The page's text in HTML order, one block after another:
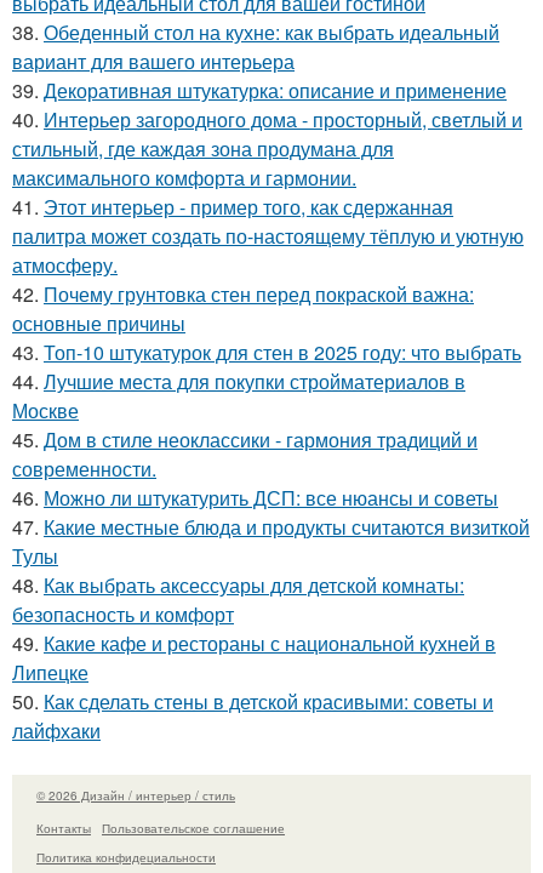
38. Обеденный стол на кухне: как выбрать идеальный
вариант для вашего интерьера
39. Декоративная штукатурка: описание и применение
40. Интерьер загородного дома - просторный, светлый и
стильный, где каждая зона продумана для
максимального комфорта и гармонии.
41. Этот интерьер - пример того, как сдержанная
палитра может создать по-настоящему тёплую и уютную
атмосферу.
42. Почему грунтовка стен перед покраской важна:
основные причины
43. Топ-10 штукатурок для стен в 2025 году: что выбрать
44. Лучшие места для покупки стройматериалов в
Москве
45. Дом в стиле неоклассики - гармония традиций и
современности.
46. Можно ли штукатурить ДСП: все нюансы и советы
47. Какие местные блюда и продукты считаются визиткой
Тулы
48. Как выбрать аксессуары для детской комнаты:
безопасность и комфорт
49. Какие кафе и рестораны с национальной кухней в
Липецке
50. Как сделать стены в детской красивыми: советы и
лайфхаки
© 2026 Дизайн / интерьер / стиль
Контакты
Пользовательское соглашение
Политика конфидециальности